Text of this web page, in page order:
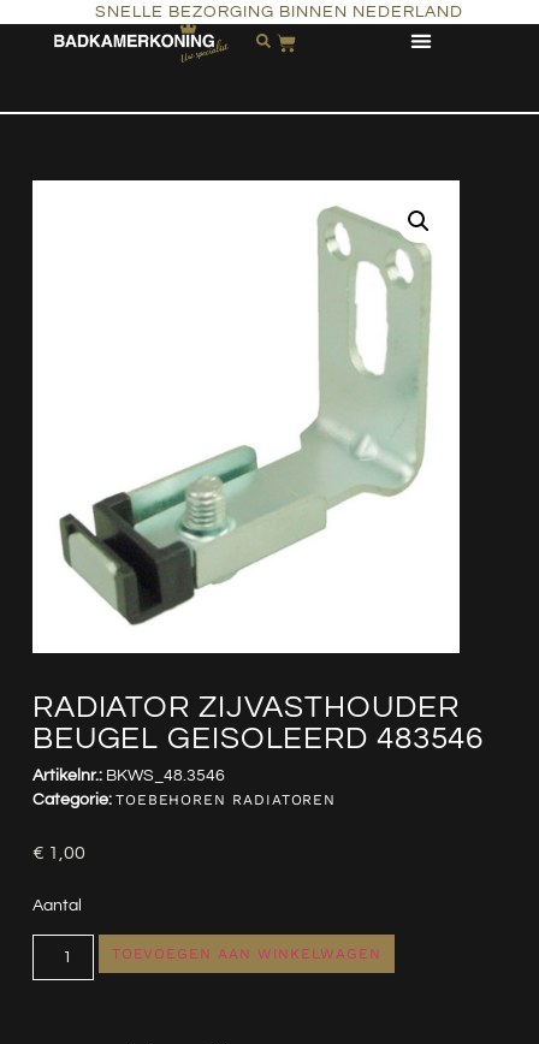
SNELLE BEZORGING BINNEN NEDERLAND
RADIATOR ZIJVASTHOUDER
BEUGEL GEISOLEERD 483546
Artikelnr.: BKWS_48.3546
Categorie: TOEBEHOREN RADIATOREN
€ 1,00
Aantal
TOEVOEGEN AAN WINKELWAGEN